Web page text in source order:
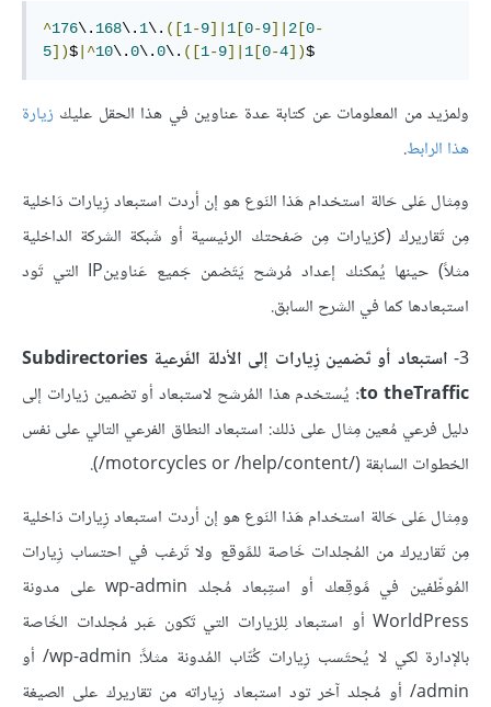
^176\. 168\. 1\. ([1-9]| 1 [0-9]| 2 [0-
5])$ |^10\.0\.0\. ([1-9]| 1 [0-4])$
ولمزيد من المعلومات عن كتابة عدة عناوين في هذا الحقل عليك زيارة
هذا الرابط.
ومِثال عَلى حَالة استخدام هَذا النَوع هو إن أردت استبعاد زِيارات دَاخلية
مِن تَقاريرك (كزيارات مِن صَفحتك الرئيسية أو شَبكة الشركة الداخلية
مثلاً) حينها يُمكنك إعداد مُرشح يَتَضمن جَميع عَناوينIP التي تَود
استبعادها كما في الشرح السابق.
3-
استبعاد أو تَضمين زِيارات إلى الأدلة الفَرعية Subdirectories
to theTraffic: يُستخدم هذا المُرشح لاستبعاد أو تضمين زيارات إلى
دليل فرعي مُعين مِثال على ذلك: استبعاد النطاق الفرعي التالي على نفس
الخطوات السابقة (/motorcycles or /help/content/).
ومِثال عَلى حَالة استخدام هَذا النَوع هو إن أردت استبعاد زِيارات دَاخلية
مِن تَقاريرك من المُجلدات خَاصة للمًوقع ولا تَرغب في احتساب زِيارات
المُوظّفين في مًوقِعك أو استِبعاد مُجلد wp-admin على مدونة
WorldPress أو استبعاد لِلزيارات التي تَكون عَبر مُجلدات الخَاصة
بالإدارة لكي لا يُحتَسب زِيارات كُتّاب المُدونة مثلاً: wp-admin/ أو
admin/ أو مُجلد آخر تود استبعاد زِياراته من تقاريرك على الصيغة